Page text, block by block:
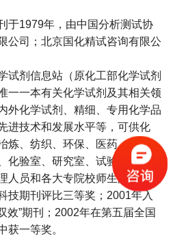
于1979年，由中国分析测试协
公司；北京国化精试咨询有限公
试剂信息站（原化工部化学试剂
一一本有关化学试剂及其相关领
外化学试剂、精细、专用化学品
进技术和发展水平等，可供化
炼、纺织、环保、医药、医院、
化验室、研究室、试验室等的科
人员和各大专院校师生阅读。获
技期刊评比三等奖；2001年入
效”期刊；2002年在第五届全国
获一等奖。